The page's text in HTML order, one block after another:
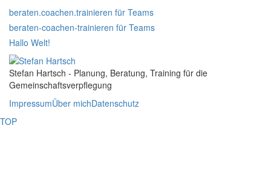
beraten.coachen.trainieren für Teams
beraten-coachen-trainieren für Teams
Hallo Welt!
Stefan Hartsch - Planung, Beratung, Training für die
Gemeinschaftsverpflegung
ImpressumÜber michDatenschutz
TOP